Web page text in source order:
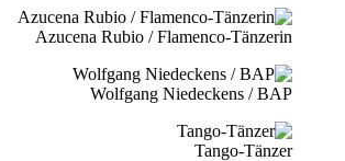
Azucena Rubio / Flamenco-Tänzerin
Wolfgang Niedeckens / BAP
Tango-Tänzer